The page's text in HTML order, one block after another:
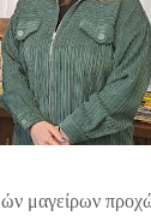
μαγείρων